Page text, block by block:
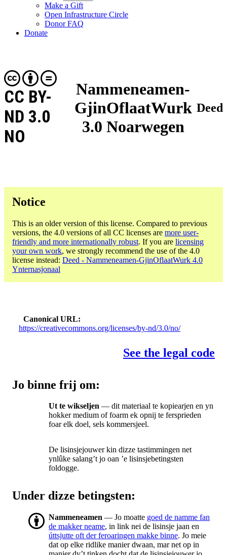
Make a Gift
Open Infrastructure Circle
Donor FAQ
Donate
Nammeneamen-
GjinOflaatWurk
3.0 Noarwegen
CC BY-
ND 3.0
NO
Deed
Notice
This is an older version of this license. Compared to previous
versions, the 4.0 versions of all CC licenses are more user-
friendly and more internationally robust. If you are licensing
your own work, we strongly recommend the use of the 4.0
license instead: Deed - Nammeneamen-GjinOflaatWurk 4.0
Ynternasjonaal
Canonical URL
https://creativecommons.org/licenses/by-nd/3.0/no/
See the legal code
Jo binne frij om:
Ut te wikseljen — dit materiaal te kopiearjen en yn
hokker medium of foarm ek opnij te fersprieden
foar elk doel, sels kommersjeel.
De lisinsjejouwer kin dizze tastimmingen net
ynlûke salang’t jo oan ’e lisinsjebetingsten
foldogge.
Under dizze betingsten:
Nammeneamen — Jo moatte goed de namme fan
de makker neame, in link nei de lisinsje jaan en
úttsjutte oft der feroaringen makke binne. Jo meie
dat op elke ridlike manier dwaan, mar net op in